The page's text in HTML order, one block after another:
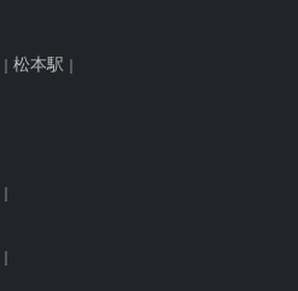
松本駅